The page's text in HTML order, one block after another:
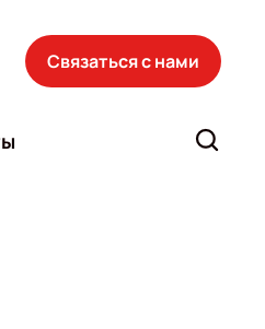
Связаться с нами